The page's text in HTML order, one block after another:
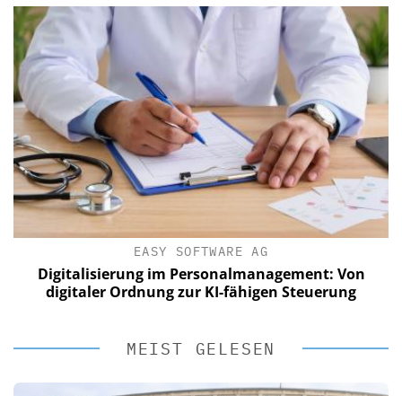
EASY SOFTWARE AG
Digitalisierung im Personalmanagement: Von
digitaler Ordnung zur KI-fähigen Steuerung
MEIST GELESEN